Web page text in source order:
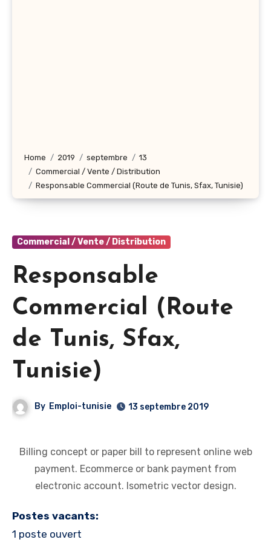
Home 2019 septembre
13
Commercial / Vente / Distribution
Responsable Commercial (Route de Tunis, Sfax, Tunisie)
Commercial / Vente / Distribution
Responsable
Commercial (Route
de Tunis, Sfax,
Tunisie)
By Emploi-tunisie 13 septembre 2019
Billing concept or paper bill to represent online web
payment. Ecommerce or bank payment from
electronic account. Isometric vector design.
Postes vacants:
1 poste ouvert